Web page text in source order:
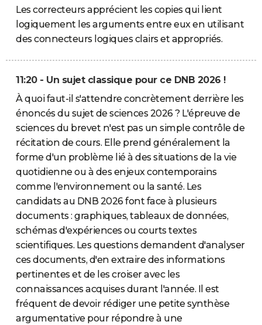
Les correcteurs apprécient les copies qui lient
logiquement les arguments entre eux en utilisant
des connecteurs logiques clairs et appropriés.
11:20 - Un sujet classique pour ce DNB 2026 !
À quoi faut-il s'attendre concrètement derrière les
énoncés du sujet de sciences 2026 ? L'épreuve de
sciences du brevet n'est pas un simple contrôle de
récitation de cours. Elle prend généralement la
forme d'un problème lié à des situations de la vie
quotidienne ou à des enjeux contemporains
comme l'environnement ou la santé. Les
candidats au DNB 2026 font face à plusieurs
documents : graphiques, tableaux de données,
schémas d'expériences ou courts textes
scientifiques. Les questions demandent d'analyser
ces documents, d'en extraire des informations
pertinentes et de les croiser avec les
connaissances acquises durant l'année. Il est
fréquent de devoir rédiger une petite synthèse
argumentative pour répondre à une